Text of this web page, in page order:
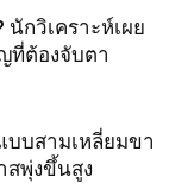
นักวิเคราะห์เผย
ที่ต้องจับตา
บบสามเหลี่ยมขา
สพุ่งขึ้นสูง